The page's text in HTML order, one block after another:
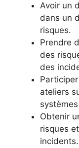
Avoir un
dans un
risques.
Prendre
des
des
ateliers
Obtenir
risques
incidents.